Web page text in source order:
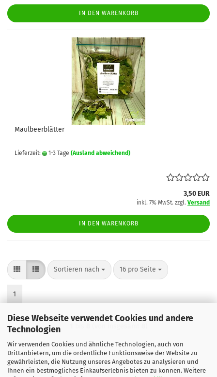
Diese Webseite verwendet Cookies und andere
Technologien
Wir verwenden Cookies und ähnliche Technologien, auch von
Drittanbietern, um die ordentliche Funktionsweise der Website zu
gewährleisten, die Nutzung unseres Angebotes zu analysieren und
Ihnen ein bestmögliches Einkaufserlebnis bieten zu können. Weitere
IN DEN WARENKORB
Maulbeerblätter
Lieferzeit: 1-3 Tage (Ausland abweichend)
3,50 EUR
inkl. 7% MwSt. zzgl. Versand
IN DEN WARENKORB
Sortieren nach
Sortieren nach 16 pro Seite
pro Seite
1